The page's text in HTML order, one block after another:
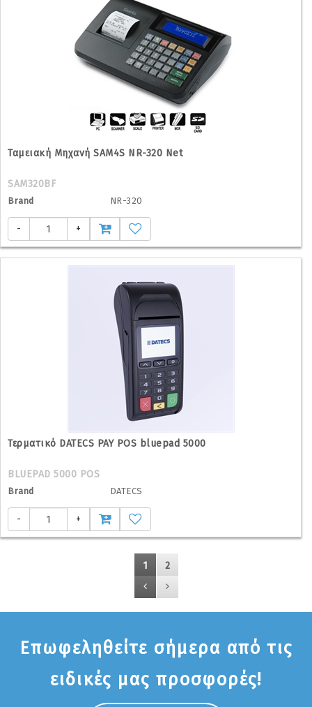
Ταμειακή Μηχανή SAM4S NR-320 Net
SAM320BF
Brand NR-320
- +
Τερματικό DATECS PAY POS bluepad 5000
BLUEPAD 5000 POS
Brand DATECS
- +
1 2
Επωφεληθείτε σήμερα από τις
ειδικές μας προσφορές!